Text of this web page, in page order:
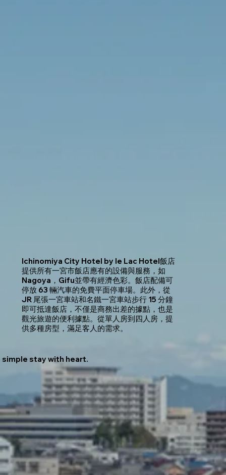
Ichinomiya City Hotel by le Lac Hotel飯店
提供所有一宮市飯店應有的設備與服務，如
Nagoya，Gifu並帶有經濟色彩。飯店配備可
停放 63 輛汽車的免費平面停車場。此外，從
JR 尾張一宮車站和名鐵一宮車站步行 15 分鐘
即可抵達飯店，不僅是商務出差的據點，也是
觀光旅遊的便利據點。從單人房到四人房，提
供多種房型，滿足客人的需求。
simple stay with heart.